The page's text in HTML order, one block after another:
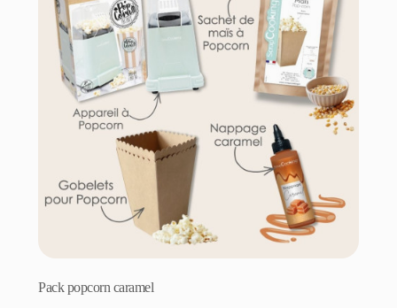
Pack popcorn caramel